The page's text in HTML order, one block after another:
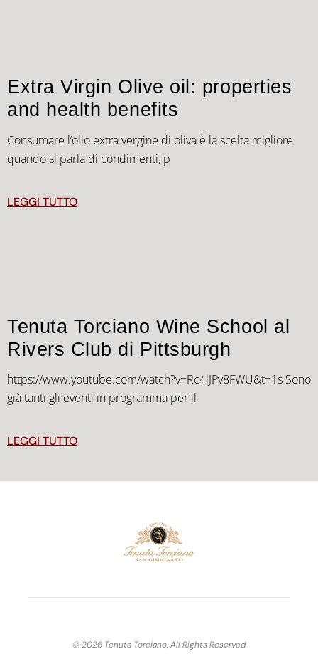
Extra Virgin Olive oil: properties
and health benefits
Consumare l’olio extra vergine di oliva è la scelta migliore
quando si parla di condimenti, p
LEGGI TUTTO
Tenuta Torciano Wine School al
Rivers Club di Pittsburgh
https://www.youtube.com/watch?v=Rc4jJPv8FWU&t=1s Sono
già tanti gli eventi in programma per il
LEGGI TUTTO
© 2026 Tenuta Torciano, All Rights Reserved